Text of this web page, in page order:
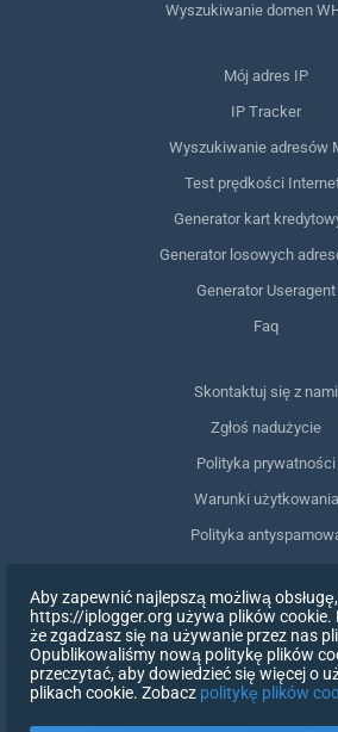
Wyszukiwanie domen
Mój adres IP
IP Tracker
Wyszukiwanie adresów
Test prędkości
Generator kart
Generator losowych
Generator Useragent
Faq
Skontaktuj się z nami
Zgłoś nadużycie
Polityka prywatności
Warunki użytkowania
Polityka
Usuń moje dane
Wycofanie zgody
Aby zapewnić najlepszą możliwą
https://iplogger.org używa plików cookie.
że zgadzasz się na używanie przez nas
Opublikowaliśmy nową politykę plików
przeczytać, aby dowiedzieć się więcej o
plikach cookie. Zobacz politykę plików